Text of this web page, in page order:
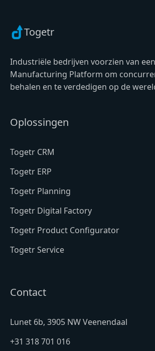
Togetr
Industriële bedrijven voorzien van
Manufacturing Platform om
behalen en te verdedigen op de
Oplossingen
Togetr CRM
Togetr ERP
Togetr Planning
Togetr Digital Factory
Togetr Product Configurator
Togetr Service
Contact
Lunet 6b, 3905 NW Veenendaal
+31 318 701 016